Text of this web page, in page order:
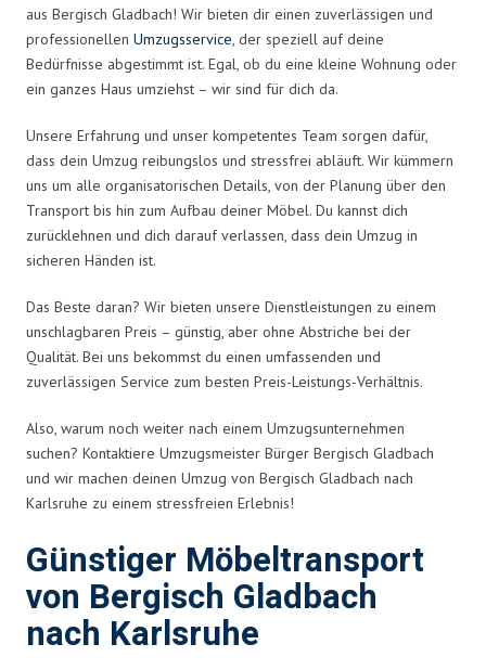
aus Bergisch Gladbach! Wir bieten dir einen zuverlässigen und
professionellen Umzugsservice, der speziell auf deine
Bedürfnisse abgestimmt ist. Egal, ob du eine kleine Wohnung oder
ein ganzes Haus umziehst – wir sind für dich da.
Unsere Erfahrung und unser kompetentes Team sorgen dafür,
dass dein Umzug reibungslos und stressfrei abläuft. Wir kümmern
uns um alle organisatorischen Details, von der Planung über den
Transport bis hin zum Aufbau deiner Möbel. Du kannst dich
zurücklehnen und dich darauf verlassen, dass dein Umzug in
sicheren Händen ist.
Das Beste daran? Wir bieten unsere Dienstleistungen zu einem
unschlagbaren Preis – günstig, aber ohne Abstriche bei der
Qualität. Bei uns bekommst du einen umfassenden und
zuverlässigen Service zum besten Preis-Leistungs-Verhältnis.
Also, warum noch weiter nach einem Umzugsunternehmen
suchen? Kontaktiere Umzugsmeister Bürger Bergisch Gladbach
und wir machen deinen Umzug von Bergisch Gladbach nach
Karlsruhe zu einem stressfreien Erlebnis!
Günstiger Möbeltransport
von Bergisch Gladbach
nach Karlsruhe